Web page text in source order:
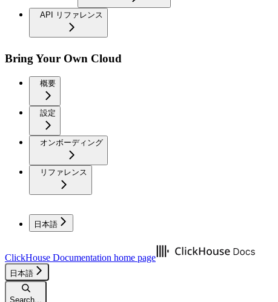
API リファレンス
Bring Your Own Cloud
概要
設定
オンボーディング
リファレンス
日本語
ClickHouse Documentation home page
日本語
Search...